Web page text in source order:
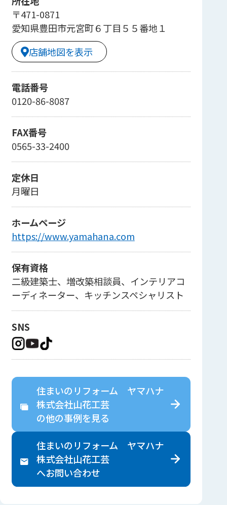
〒471-0871
愛知県豊田市元宮町６丁目５５番地１
店舗地図を表示
電話番号
0120-86-8087
FAX番号
0565-33-2400
定休日
月曜日
ホームページ
https://www.yamahana.com
保有資格
二級建築士、増改築相談員、インテリアコ
ーディネーター、キッチンスペシャリスト
SNS
住まいのリフォーム ヤマハナ
株式会社山花工芸
の他の事例を見る
住まいのリフォーム ヤマハナ
株式会社山花工芸
へお問い合わせ